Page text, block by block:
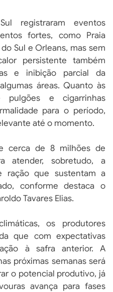
registraram eventos
fortes, como Praia
Sul e Orleans, mas sem
persistente também
e inibição parcial da
áreas. Quanto às
pulgões e cigarrinhas
para o período,
até o momento.
cerca de 8 milhões de
atender, sobretudo, a
ração que sustentam a
conforme destaca o
Tavares Elias.
os produtores
que com expectativas
à safra anterior. A
próximas semanas será
o potencial produtivo, já
avança para fases